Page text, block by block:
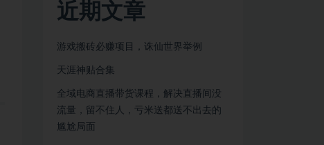
近期文章
游戏搬砖必赚项目，诛仙世界举例
天涯神贴合集
全域电商直播带货课程，解决直播间没
流量，留不住人，亏米送都送不出去的
尴尬局面